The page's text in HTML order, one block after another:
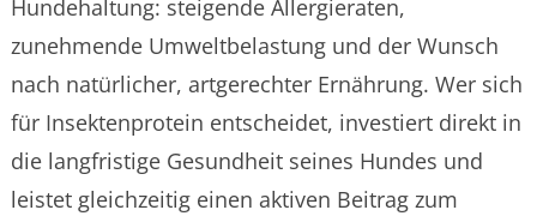
Hundehaltung: steigende Allergieraten,
zunehmende Umweltbelastung und der Wunsch
nach natürlicher, artgerechter Ernährung. Wer sich
für Insektenprotein entscheidet, investiert direkt in
die langfristige Gesundheit seines Hundes und
leistet gleichzeitig einen aktiven Beitrag zum